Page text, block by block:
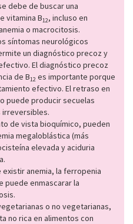
debe de buscar una
vitamina B12, incluso en
o macrocitosis.
síntomas neurológicos
un diagnóstico precoz y
El diagnóstico precoz
de B12 es importante porque
efectivo. El retraso en
puede producir secuelas
irreversibles.
de vista bioquímico, pueden
megaloblástica (más
elevada y aciduria
existir anemia, la ferropenia
puede enmascarar la
o no vegetarianas,
no rica en alimentos con